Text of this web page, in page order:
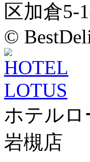
区加倉5-
©
ホテルロ
岩槻店